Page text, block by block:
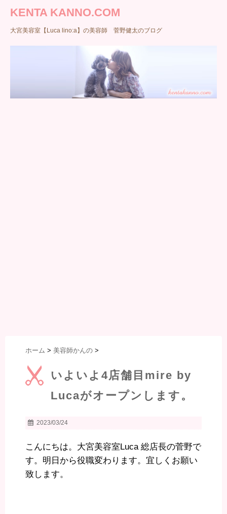
KENTA KANNO.COM
大宮美容室【Luca lino:a】の美容師 菅野健太のブログ
ホーム > 美容師かんの >
いよいよ4店舗目mire by
Lucaがオープンします。
2023/03/24
こんにちは。大宮美容室Luca 総店長の菅野で
す。明日から役職変わります。宜しくお願い
致します。